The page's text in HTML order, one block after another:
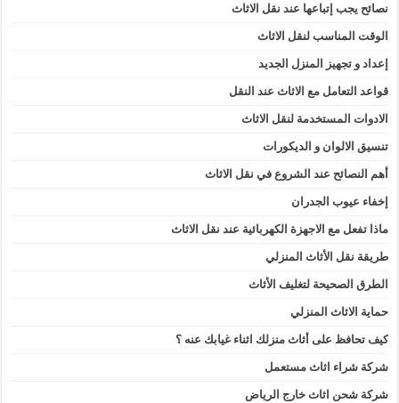
نصائح يجب إتباعها عند نقل الاثاث
الوقت المناسب لنقل الاثاث
إعداد و تجهيز المنزل الجديد
قواعد التعامل مع الاثاث عند النقل
الادوات المستخدمة لنقل الاثاث
تنسيق الالوان و الديكورات
أهم النصائح عند الشروع في نقل الاثاث
إخفاء عيوب الجدران
ماذا تفعل مع الاجهزة الكهربائية عند نقل الاثاث
طريقة نقل الأثاث المنزلي
الطرق الصحيحة لتغليف الأثاث
حماية الاثاث المنزلي
كيف تحافظ على أثاث منزلك اثناء غيابك عنه ؟
شركة شراء اثاث مستعمل
شركة شحن اثاث خارج الرياض